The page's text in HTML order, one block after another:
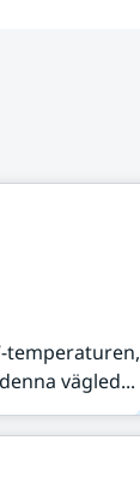
temperaturen,
vägled...